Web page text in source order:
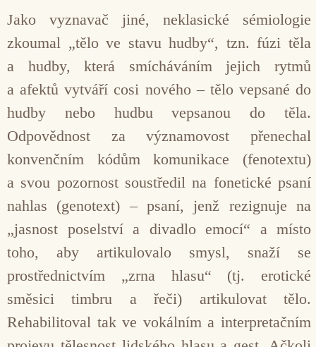
Jako vyznavač jiné, neklasické sémiologie
zkoumal „tělo ve stavu hudby“, tzn. fúzi těla
a hudby, která smícháváním jejich rytmů
a afektů vytváří cosi nového – tělo vepsané do
hudby nebo hudbu vepsanou do těla.
Odpovědnost za významovost přenechal
konvenčním kódům komunikace (fenotextu)
a svou pozornost soustředil na fonetické psaní
nahlas (genotext) – psaní, jenž rezignuje na
„jasnost poselství a divadlo emocí“ a místo
toho, aby artikulovalo smysl, snaží se
prostřednictvím „zrna hlasu“ (tj. erotické
směsici timbru a řeči) artikulovat tělo.
Rehabilitoval tak ve vokálním a interpretačním